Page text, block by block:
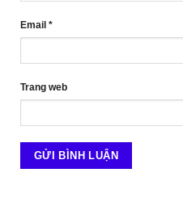
Email *
Trang web